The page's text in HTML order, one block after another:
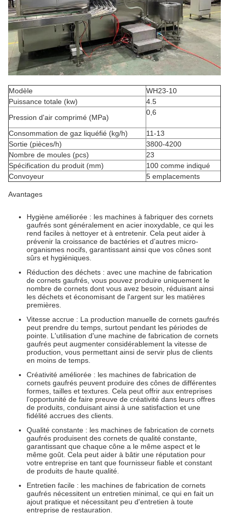
Modèle
WH23-10
Puissance totale (kw)
4.5
Pression d'air comprimé (MPa)
0,6
Consommation de gaz liquéfié (kg/h)
11-13
Sortie (pièces/h)
3800-4200
Nombre de moules (pcs)
23
Spécification du produit (mm)
100 comme indiqué
Convoyeur
5 emplacements
Avantages
Hygiène améliorée : les machines à fabriquer des cornets
gaufrés sont généralement en acier inoxydable, ce qui les
rend faciles à nettoyer et à entretenir. Cela peut aider à
prévenir la croissance de bactéries et d’autres micro-
organismes nocifs, garantissant ainsi que vos cônes sont
sûrs et hygiéniques.
Réduction des déchets : avec une machine de fabrication
de cornets gaufrés, vous pouvez produire uniquement le
nombre de cornets dont vous avez besoin, réduisant ainsi
les déchets et économisant de l'argent sur les matières
premières.
Vitesse accrue : La production manuelle de cornets gaufrés
peut prendre du temps, surtout pendant les périodes de
pointe. L'utilisation d'une machine de fabrication de cornets
gaufrés peut augmenter considérablement la vitesse de
production, vous permettant ainsi de servir plus de clients
en moins de temps.
Créativité améliorée : les machines de fabrication de
cornets gaufrés peuvent produire des cônes de différentes
formes, tailles et textures. Cela peut offrir aux entreprises
l’opportunité de faire preuve de créativité dans leurs offres
de produits, conduisant ainsi à une satisfaction et une
fidélité accrues des clients.
Qualité constante : les machines de fabrication de cornets
gaufrés produisent des cornets de qualité constante,
garantissant que chaque cône a le même aspect et le
même goût. Cela peut aider à bâtir une réputation pour
votre entreprise en tant que fournisseur fiable et constant
de produits de haute qualité.
Entretien facile : les machines de fabrication de cornets
gaufrés nécessitent un entretien minimal, ce qui en fait un
ajout pratique et nécessitant peu d'entretien à toute
entreprise de restauration.